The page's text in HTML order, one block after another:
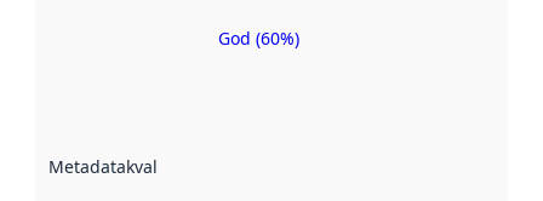
Metadatakvalitet
Metadatakvalitet
God (60%)